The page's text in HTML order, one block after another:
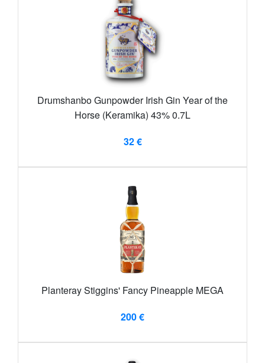
Drumshanbo Gunpowder Irish Gin Year of the
Horse (Keramika) 43% 0.7L
32 €
Planteray Stiggins' Fancy Pineapple MEGA
200 €